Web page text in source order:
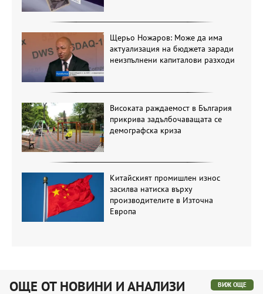
Щерьо Ножаров: Може да има
актуализация на бюджета заради
неизпълнени капиталови разходи
Високата раждаемост в България
прикрива задълбочаващата се
демографска криза
Китайският промишлен износ
засилва натиска върху
производителите в Източна
Европа
ОЩЕ ОТ НОВИНИ И АНАЛИЗИ ВИЖ ОЩЕ